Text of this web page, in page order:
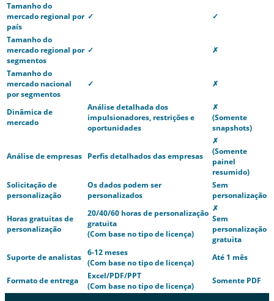
Tamanho do
mercado regional por
país
✓ ✓
Tamanho do
mercado regional por
segmentos
✓ ✗
Tamanho do
mercado nacional
por segmentos
✓ ✗
Dinâmica de
mercado
Análise detalhada dos
impulsionadores, restrições e
oportunidades
✗
(Somente
snapshots)
Análise de empresas Perfis detalhados das empresas
✗
(Somente
painel
resumido)
Solicitação de
personalização
Os dados podem ser
personalizados
Sem
personalização
Horas gratuitas de
personalização
20/40/60 horas de personalização
gratuita
(Com base no tipo de licença)
✗
Sem
personalização
gratuita
Suporte de analistas 6-12 meses
(Com base no tipo de licença)
Até 1 mês
Formato de entrega
Excel/PDF/PPT
(Com base no tipo de licença)
Somente PDF